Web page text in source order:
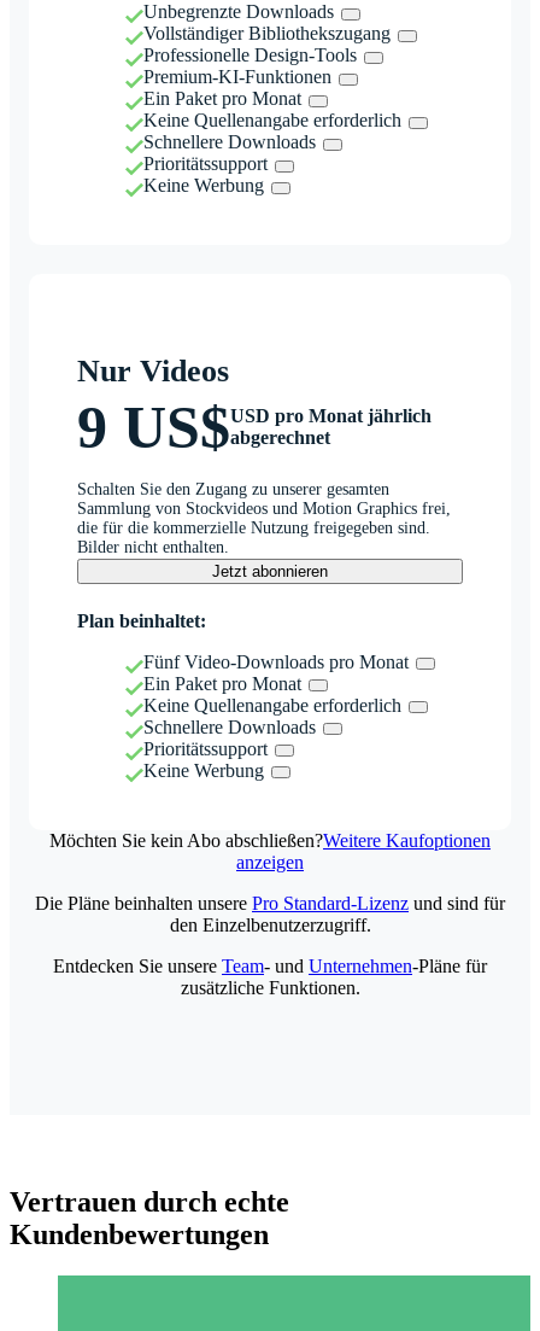
Unbegrenzte Downloads
Vollständiger Bibliothekszugang
Professionelle Design-Tools
Premium-KI-Funktionen
Ein Paket pro Monat
Keine Quellenangabe erforderlich
Schnellere Downloads
Prioritätssupport
Keine Werbung
Nur Videos
9 US$USD pro Monat jährlich
abgerechnet
Schalten Sie den Zugang zu unserer gesamten
Sammlung von Stockvideos und Motion Graphics frei,
die für die kommerzielle Nutzung freigegeben sind.
Bilder nicht enthalten.
Jetzt abonnieren
Plan beinhaltet:
Fünf Video-Downloads pro Monat
Ein Paket pro Monat
Keine Quellenangabe erforderlich
Schnellere Downloads
Prioritätssupport
Keine Werbung
Möchten Sie kein Abo abschließen?Weitere Kaufoptionen
anzeigen
Die Pläne beinhalten unsere Pro Standard-Lizenz und sind für
den Einzelbenutzerzugriff.
Entdecken Sie unsere Team- und Unternehmen-Pläne für
zusätzliche Funktionen.
Vertrauen durch echte
Kundenbewertungen